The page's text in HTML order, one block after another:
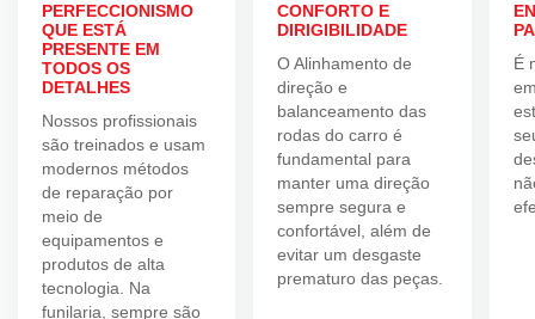
PERFECCIONISMO
QUE ESTÁ
PRESENTE EM
TODOS OS
DETALHES
Nossos profissionais
são treinados e usam
modernos métodos
de reparação por
meio de
equipamentos e
produtos de alta
tecnologia. Na
funilaria, sempre são
CONFORTO E
DIRIGIBILIDADE
O Alinhamento de
direção e
balanceamento das
rodas do carro é
fundamental para
manter uma direção
sempre segura e
confortável, além de
evitar um desgaste
prematuro das peças.
É